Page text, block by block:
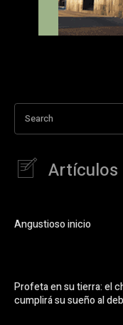
Search
Artículos
Angustioso inicio
Profeta en su tierra: el
cumplirá su sueño al